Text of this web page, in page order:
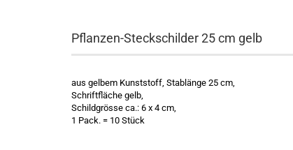
Pflanzen-Steckschilder 25 cm gelb
aus gelbem Kunststoff, Stablänge 25 cm,
Schriftfläche gelb,
Schildgrösse ca.: 6 x 4 cm,
1 Pack. = 10 Stück